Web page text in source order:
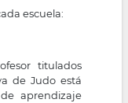
escuela:
titulados
de Judo está
aprendizaje